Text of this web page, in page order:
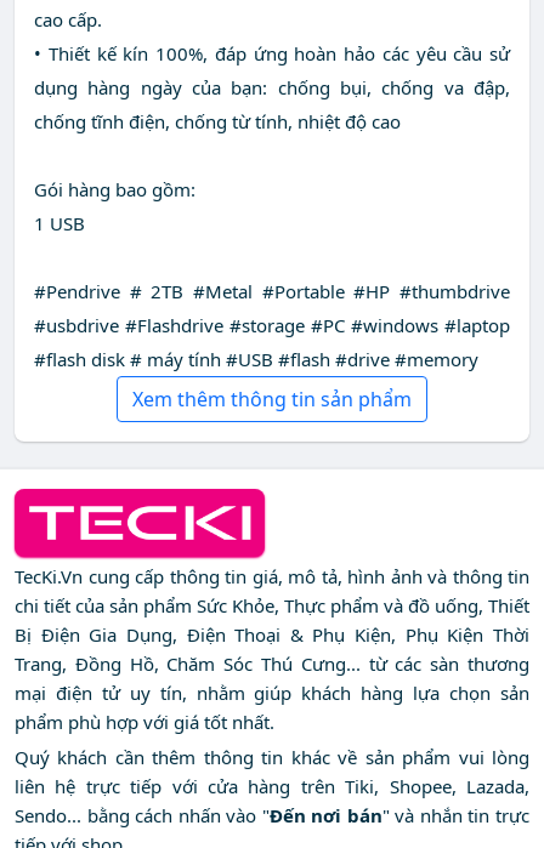
cao cấp.
• Thiết kế kín 100%, đáp ứng hoàn hảo các yêu cầu sử
dụng hàng ngày của bạn: chống bụi, chống va đập,
chống tĩnh điện, chống từ tính, nhiệt độ cao
Gói hàng bao gồm:
1 USB
#Pendrive # 2TB #Metal #Portable #HP #thumbdrive
#usbdrive #Flashdrive #storage #PC #windows #laptop
#flash disk # máy tính #USB #flash #drive #memory
Xem thêm thông tin sản phẩm
TecKi.Vn cung cấp thông tin giá, mô tả, hình ảnh và thông tin
chi tiết của sản phẩm Sức Khỏe, Thực phẩm và đồ uống, Thiết
Bị Điện Gia Dụng, Điện Thoại & Phụ Kiện, Phụ Kiện Thời
Trang, Đồng Hồ, Chăm Sóc Thú Cưng... từ các sàn thương
mại điện tử uy tín, nhằm giúp khách hàng lựa chọn sản
phẩm phù hợp với giá tốt nhất.
Quý khách cần thêm thông tin khác về sản phẩm vui lòng
liên hệ trực tiếp với cửa hàng trên Tiki, Shopee, Lazada,
Sendo... bằng cách nhấn vào "Đến nơi bán" và nhắn tin trực